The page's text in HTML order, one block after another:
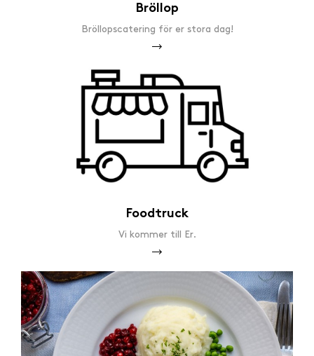
Bröllop
Bröllopscatering för er stora dag!
Foodtruck
Vi kommer till Er.